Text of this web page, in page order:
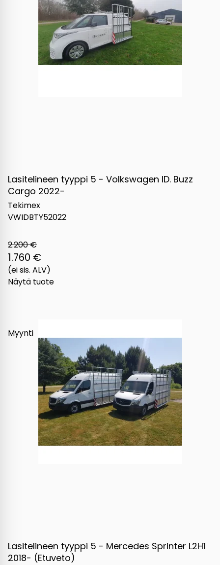
Lasitelineen tyyppi 5 - Volkswagen ID. Buzz
Cargo 2022-
Tekimex
VWIDBTY52022
2.200 €
1.760 €
(ei sis. ALV)
Näytä tuote
Myynti
Lasitelineen tyyppi 5 - Mercedes Sprinter L2H1
2018- (Etuveto)